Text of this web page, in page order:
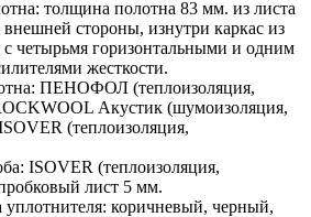
толщина полотна 83 мм. из листа
стороны, изнутри каркас из
с четырьмя горизонтальными и одним
жесткости.
ПЕНОФОЛ (теплоизоляция,
Акустик (шумоизоляция,
(теплоизоляция,
ISOVER (теплоизоляция,
лист 5 мм.
уплотнителя: коричневый, черный,